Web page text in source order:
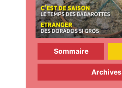
Sommaire
Archives